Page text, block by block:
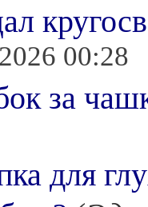
00:28
за
для